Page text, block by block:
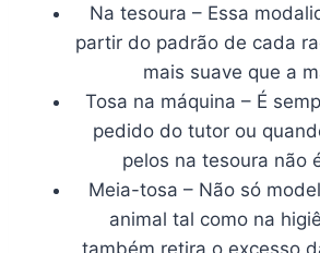
Na tesoura – Essa
partir do padrão de cada
mais suave que a
Tosa na máquina – É
pedido do tutor ou
pelos na tesoura não
Meia-tosa – Não só
animal tal como na
também retira o excesso